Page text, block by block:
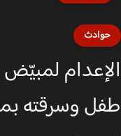
لمبيّض
وسرقته